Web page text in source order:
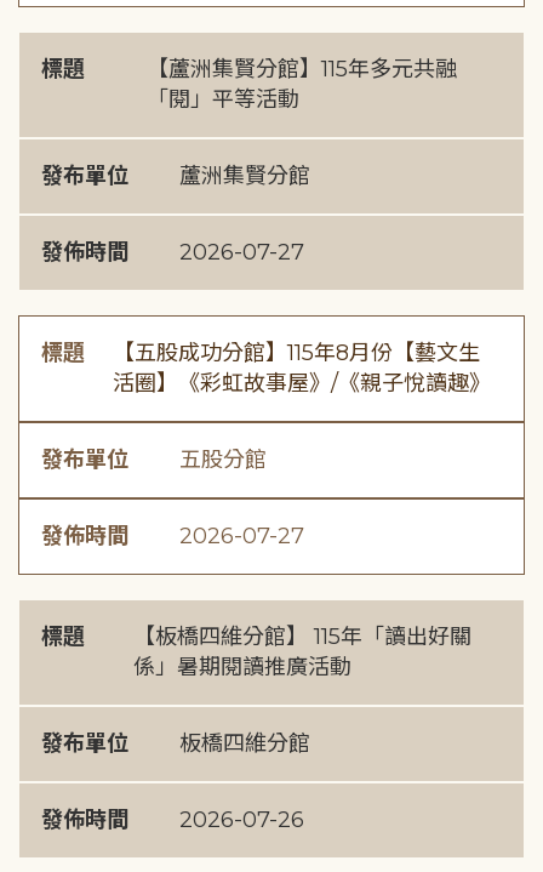
標題
【蘆洲集賢分館】115年多元共融
「閱」平等活動
發布單位 蘆洲集賢分館
發佈時間 2026-07-27
標題
【五股成功分館】115年8月份【藝文生
活圈】《彩虹故事屋》/《親子悅讀趣》
發布單位 五股分館
發佈時間 2026-07-27
標題
【板橋四維分館】 115年「讀出好關
係」暑期閱讀推廣活動
發布單位 板橋四維分館
發佈時間 2026-07-26